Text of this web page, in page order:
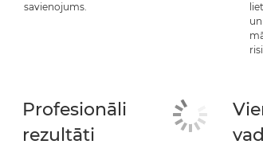
savienojums.
Profesionāli
rezultāti